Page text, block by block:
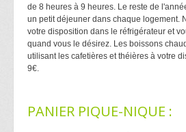
de 8 heures à 9 heures. Le reste de
un petit déjeuner dans chaque logement.
votre disposition dans le réfrigérateur et
quand vous le désirez. Les boissons
utilisant les cafetières et théières à votre
9€.
PANIER PIQUE-NIQUE :